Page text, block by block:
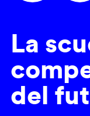
La
del